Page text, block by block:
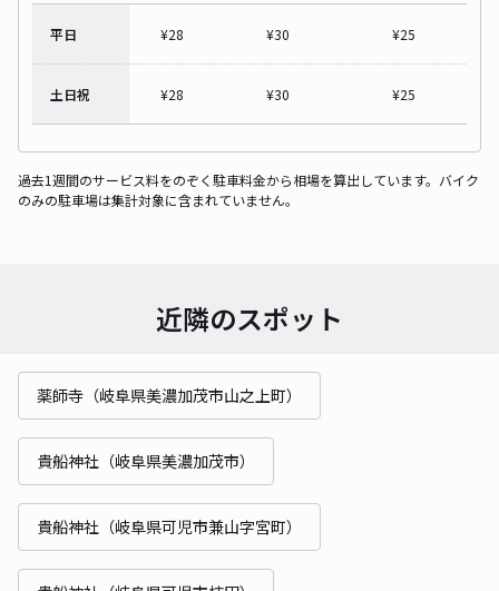
平日 ¥28 ¥30 ¥25
土日祝 ¥28 ¥30 ¥25
過去1週間のサービス料をのぞく駐車料金から相場を算出しています。バイク
のみの駐車場は集計対象に含まれていません。
近隣のスポット
薬師寺（岐阜県美濃加茂市山之上町）
貴船神社（岐阜県美濃加茂市）
貴船神社（岐阜県可児市兼山字宮町）